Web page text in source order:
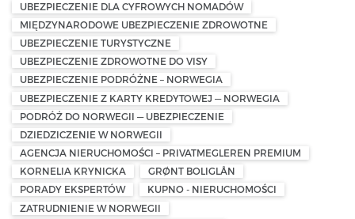
UBEZPIECZENIE DLA CYFROWYCH NOMADÓW
MIĘDZYNARODOWE UBEZPIECZENIE ZDROWOTNE
UBEZPIECZENIE TURYSTYCZNE
UBEZPIECZENIE ZDROWOTNE DO VISY
UBEZPIECZENIE PODRÓŻNE – NORWEGIA
UBEZPIECZENIE Z KARTY KREDYTOWEJ — NORWEGIA
PODRÓŻ DO NORWEGII — UBEZPIECZENIE
DZIEDZICZENIE W NORWEGII
AGENCJA NIERUCHOMOŚCI – PRIVATMEGLEREN PREMIUM
KORNELIA KRYNICKA
GRØNT BOLIGLÅN
PORADY EKSPERTÓW
KUPNO - NIERUCHOMOŚCI
ZATRUDNIENIE W NORWEGII